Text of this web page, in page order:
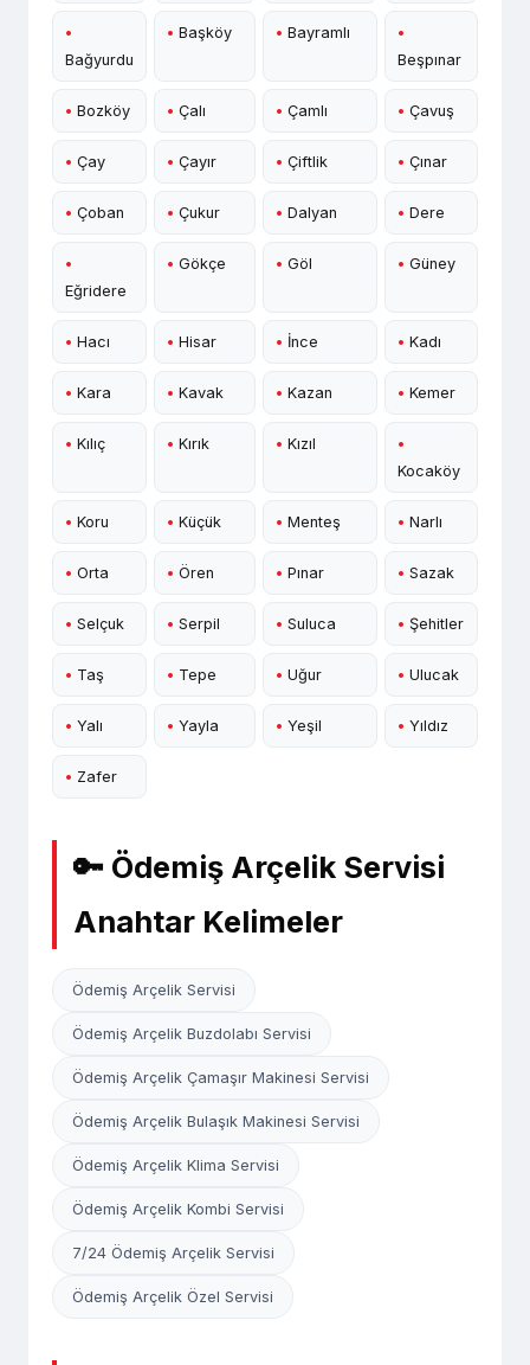
•
Bağyurdu
• Başköy • Bayramlı
•
Beşpınar
• Bozköy • Çalı • Çamlı • Çavuş
• Çay • Çayır • Çiftlik • Çınar
• Çoban • Çukur • Dalyan • Dere
•
Eğridere
• Gökçe • Göl • Güney
• Hacı • Hisar • İnce • Kadı
• Kara • Kavak • Kazan • Kemer
• Kılıç • Kırık • Kızıl
•
Kocaköy
• Koru • Küçük • Menteş • Narlı
• Orta • Ören • Pınar • Sazak
• Selçuk • Serpil • Suluca • Şehitler
• Taş • Tepe • Uğur • Ulucak
• Yalı • Yayla • Yeşil • Yıldız
• Zafer
🔑 Ödemiş Arçelik Servisi
Anahtar Kelimeler
Ödemiş Arçelik Servisi
Ödemiş Arçelik Buzdolabı Servisi
Ödemiş Arçelik Çamaşır Makinesi Servisi
Ödemiş Arçelik Bulaşık Makinesi Servisi
Ödemiş Arçelik Klima Servisi
Ödemiş Arçelik Kombi Servisi
7/24 Ödemiş Arçelik Servisi
Ödemiş Arçelik Özel Servisi